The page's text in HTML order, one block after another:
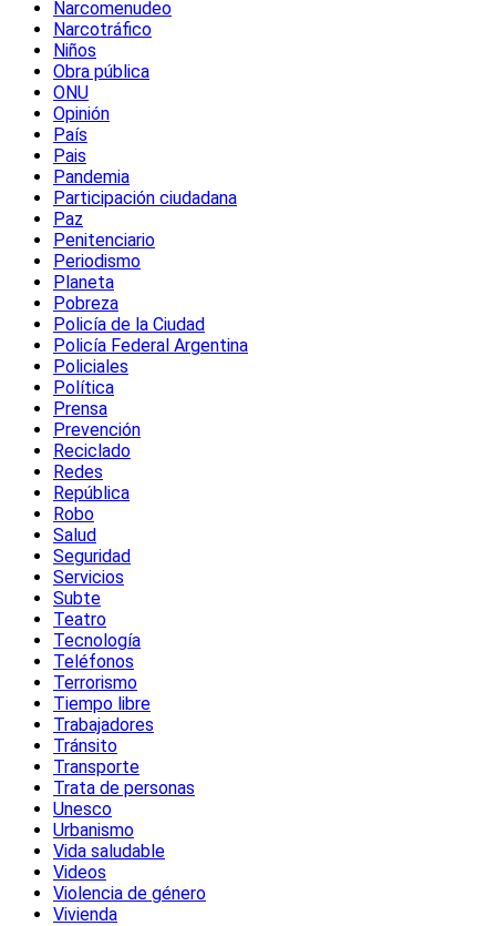
Narcomenudeo
Narcotráfico
Niños
Obra pública
ONU
Opinión
País
Pais
Pandemia
Participación ciudadana
Paz
Penitenciario
Periodismo
Planeta
Pobreza
Policía de la Ciudad
Policía Federal Argentina
Policiales
Política
Prensa
Prevención
Reciclado
Redes
República
Robo
Salud
Seguridad
Servicios
Subte
Teatro
Tecnología
Teléfonos
Terrorismo
Tiempo libre
Trabajadores
Tránsito
Transporte
Trata de personas
Unesco
Urbanismo
Vida saludable
Videos
Violencia de género
Vivienda